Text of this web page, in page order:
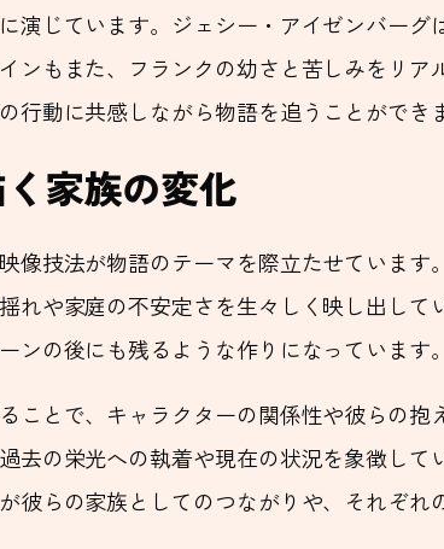
演じています。ジェシー・アイゼンバー
ンもまた、フランクの幼さと苦しみをリ
動に共感しながら物語を追うことができ
家族の変化
像技法が物語のテーマを際立たせています
れや家庭の不安定さを生々しく映し出し
の後にも残るような作りになっています。
ことで、キャラクターの関係性や彼らの
去の栄光への執着や現在の状況を象徴し
らの家族としてのつながりや、それぞれ